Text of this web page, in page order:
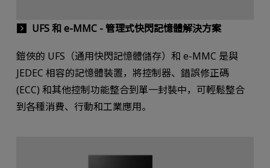
UFS 和 e-MMC - 管理式快閃記憶體解決方案
鎧俠的 UFS（通用快閃記憶體儲存）和 e-MMC 是與
JEDEC 相容的記憶體裝置，將控制器、錯誤修正碼
(ECC) 和其他控制功能整合到單一封裝中，可輕鬆整合
到各種消費、行動和工業應用。